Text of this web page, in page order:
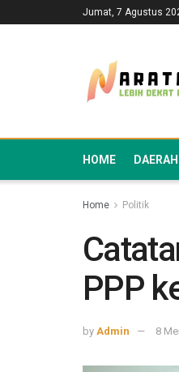
Jumat, 7 Agustus
HOME DAERAH
Home Politik
PPP
by Admin 8